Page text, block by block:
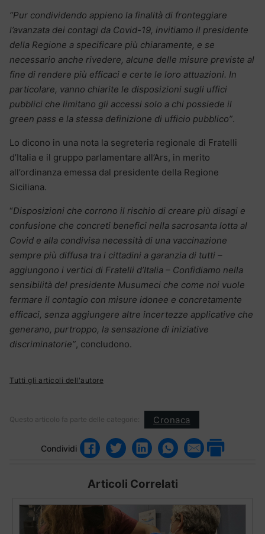
“Pur condividendo appieno la finalità di fronteggiare
l’avanzata dei contagi da Covid-19, invitiamo il presidente
della Regione a specificare più chiaramente, e se
necessario anche rivedere, alcune delle misure previste al
fine di rendere più efficaci e certe le loro attuazioni. In
particolare, vanno chiarite le disposizioni sugli uffici
pubblici che limitano gli accessi solo a chi possiede il
green pass e la stessa definizione di ufficio pubblico”.
Lo dicono in una nota la segreteria regionale di Fratelli
d’Italia e il gruppo parlamentare all’Ars, in merito
all’ordinanza emessa dal presidente della Regione
Siciliana.
“Disposizioni che corrono il rischio di creare più disagi e
confusione che concreti benefici nella sacrosanta lotta al
Covid e alla condivisa necessità di una vaccinazione
sempre più diffusa tra i cittadini a garanzia di tutti –
aggiungono i vertici di Fratelli d’Italia – Confidiamo nella
sensibilità del presidente Musumeci che come noi vuole
fermare il contagio con misure idonee e concretamente
efficaci, senza aggiungere altre incertezze applicative che
generano, purtroppo, la sensazione di iniziative
discriminatorie”, concludono.
Tutti gli articoli dell'autore
Questo articolo fa parte delle categorie: Cronaca
Condividi
Articoli Correlati